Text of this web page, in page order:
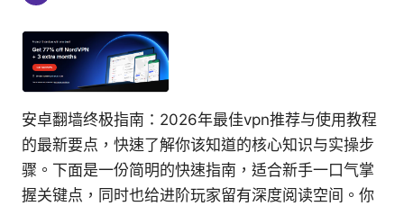
安卓翻墙终极指南：2026年最佳vpn推荐与使用教程
的最新要点，快速了解你该知道的核心知识与实操步
骤。下面是一份简明的快速指南，适合新手一口气掌
握关键点，同时也给进阶玩家留有深度阅读空间。你